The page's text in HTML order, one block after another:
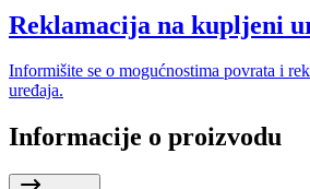
Reklamacija na kupljeni
Informišite se o mogućnostima povrata i
uređaja.
Informacije o proizvodu